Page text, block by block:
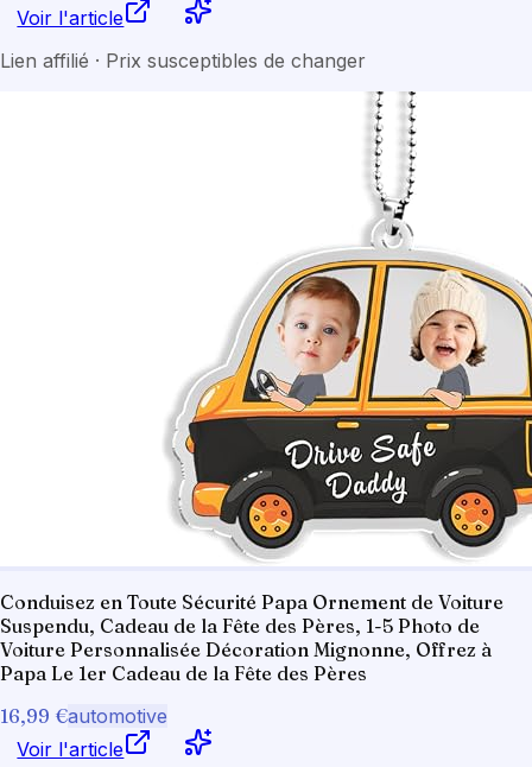
Voir l'article
Lien affilié · Prix susceptibles de changer
Conduisez en Toute Sécurité Papa Ornement de Voiture
Suspendu, Cadeau de la Fête des Pères, 1-5 Photo de
Voiture Personnalisée Décoration Mignonne, Offrez à
Papa Le 1er Cadeau de la Fête des Pères
16,99 €automotive
Voir l'article